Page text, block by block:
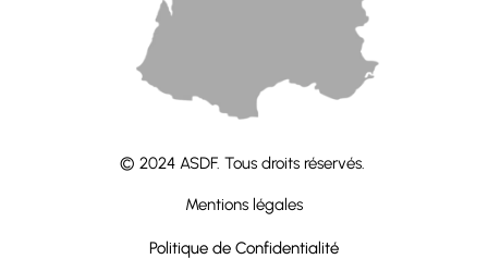
contact@groupeasdf.fr
© 2024 ASDF. Tous droits réservés.
Mentions légales
Politique de Confidentialité